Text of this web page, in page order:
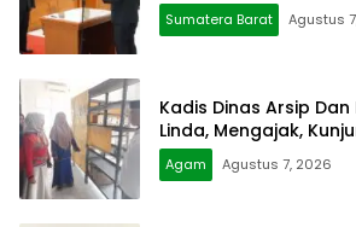
Sumatera Barat Agustus
Kadis Dinas Arsip
Linda, Mengajak,
Agam Agustus 7, 2026